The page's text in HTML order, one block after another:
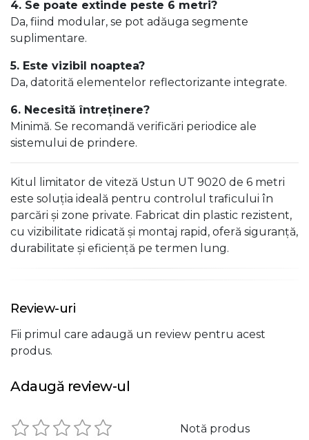
4. Se poate extinde peste 6 metri?
Da, fiind modular, se pot adăuga segmente
suplimentare.
5. Este vizibil noaptea?
Da, datorită elementelor reflectorizante integrate.
6. Necesită întreținere?
Minimă. Se recomandă verificări periodice ale
sistemului de prindere.
Kitul limitator de viteză Ustun UT 9020 de 6 metri
este soluția ideală pentru controlul traficului în
parcări și zone private. Fabricat din plastic rezistent,
cu vizibilitate ridicată și montaj rapid, oferă siguranță,
durabilitate și eficiență pe termen lung.
Review-uri
Fii primul care adaugă un review pentru acest
produs.
Adaugă review-ul
Notă produs